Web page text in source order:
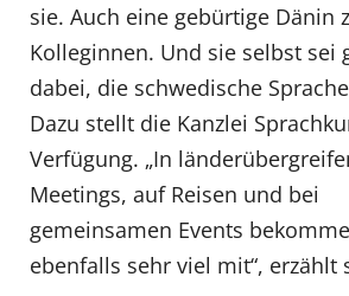
sie. Auch eine gebürtige Dänin
Kolleginnen. Und sie selbst sei
dabei, die schwedische
Dazu stellt die Kanzlei
Verfügung. „In
Meetings, auf Reisen und bei
gemeinsamen Events
ebenfalls sehr viel mit“, erzählt